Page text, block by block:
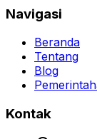
Navigasi
Beranda
Tentang
Blog
Kontak